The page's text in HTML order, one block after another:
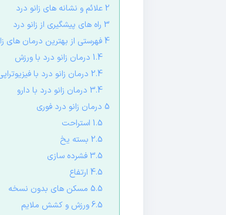
2 علائم و نشانه های زانو درد
3 راه های پیشگیری از زانو درد
4 فهرستی از بهترین درمان های زانو درد
1.4 درمان زانو درد با ورزش
2.4 درمان زانو درد با فیزیوتراپی
3.4 درمان زانو درد با دارو
5 درمان زانو درد فوری
1.5 استراحت
2.5 بسته یخ
3.5 فشرده سازی
4.5 ارتفاع
5.5 مسکن های بدون نسخه
6.5 ورزش و کشش ملایم